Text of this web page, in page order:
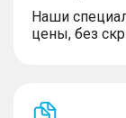
Наши
цены, без